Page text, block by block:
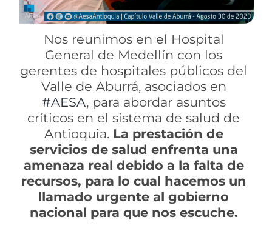
Nos reunimos en el Hospital
General de Medellín con los
gerentes de hospitales públicos del
Valle de Aburrá, asociados en
#AESA, para abordar asuntos
críticos en el sistema de salud de
Antioquia. La prestación de
servicios de salud enfrenta una
amenaza real debido a la falta de
recursos, para lo cual hacemos un
llamado urgente al gobierno
nacional para que nos escuche.